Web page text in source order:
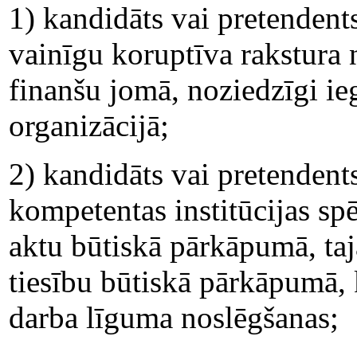
1) kandidāts vai
vainīgu koruptīva rakstura
finanšu jomā, noziedzīgi
organizācijā;
2) kandidāts vai
kompetentas institūcijas
aktu būtiskā pārkāpumā,
tiesību būtiskā pārkāpumā,
darba līguma noslēgšanas;